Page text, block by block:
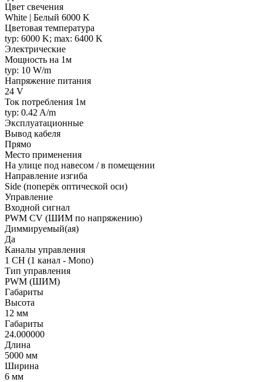
Цвет свечения
White | Белый 6000 K
Цветовая температура
typ: 6000 K; max: 6400 K
Электрические
Мощность на 1м
typ: 10 W/m
Напряжение питания
24 V
Ток потребления 1м
typ: 0.42 A/m
Эксплуатационные
Вывод кабеля
Прямо
Место применения
На улице под навесом / в помещении
Направление изгиба
Side (поперёк оптической оси)
Управление
Входной сигнал
PWM СV (ШИМ по напряжению)
Диммируемый(ая)
Да
Каналы управления
1 CH (1 канал - Mono)
Тип управления
PWM (ШИМ)
Габариты
Высота
12 мм
Габариты
24.000000
Длина
5000 мм
Ширина
6 мм